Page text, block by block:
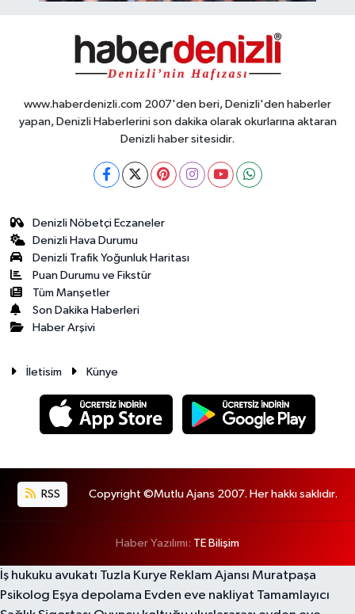
www.haberdenizli.com 2007'den beri, Denizli'den haberler
yapan, Denizli Haberlerini son dakika olarak okurlarına aktaran
Denizli haber sitesidir.
Denizli Nöbetçi Eczaneler
Denizli Hava Durumu
Denizli Trafik Yoğunluk Haritası
Puan Durumu ve Fikstür
Tüm Manşetler
Son Dakika Haberleri
Haber Arşivi
İletisim Künye
RSS Copyright ©Mutlu Ajans 2007. Her hakkı saklıdır.
Haber Yazılımı: TE Bilişim
İş hukuku avukatı Tuzla Kurye Reklam Ajansı Muratpaşa
Psikolog Eşya depolama Evden eve nakliyat Tamamlayıcı